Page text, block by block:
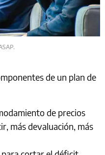
de un plan de
de precios
más devaluación, más